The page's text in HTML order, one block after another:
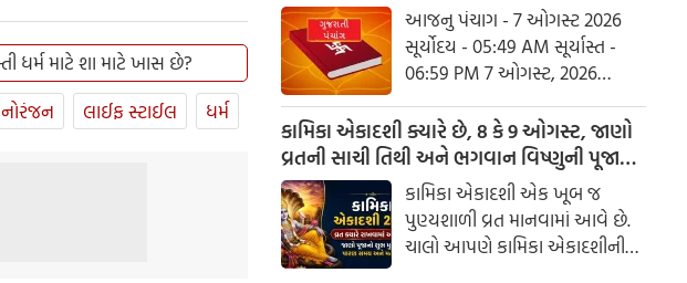
ધર્મ માટે શા માટે ખાસ છે?
લાઈફ સ્ટાઈલ ધર્મ
આજનુ પંચાગ - 7 ઓગસ્ટ 2026
સૂર્યોદય - 05:49 AM સૂર્યાસ્ત -
06:59 PM 7 ઓગસ્ટ, 2026
શુક્રવાર આષાઢ વદ નોમ - વિક્રમ
સંવત 2082
કામિકા એકાદશી ક્યારે છે, 8 કે 9 ઓગસ્ટ, જાણો
વ્રતની સાચી તિથી અને ભગવાન વિષ્ણુની પૂજાનું
શુભ મુહૂર્ત
કામિકા એકાદશી એક ખૂબ જ
પુણ્યશાળી વ્રત માનવામાં આવે છે.
ચાલો આપણે કામિકા એકાદશીની